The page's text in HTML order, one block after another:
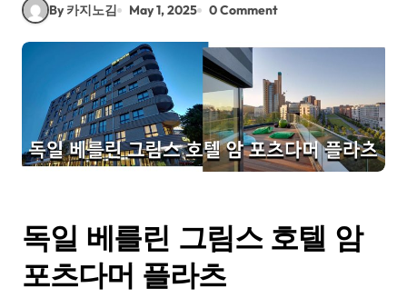
By 카지노김 May 1, 2025 0 Comment
독일 베를린 그림스 호텔 암
포츠다머 플라츠